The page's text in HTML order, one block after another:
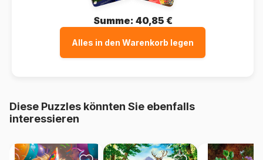
Summe: 40,85 €
Alles in den Warenkorb legen
Diese Puzzles könnten Sie ebenfalls
interessieren